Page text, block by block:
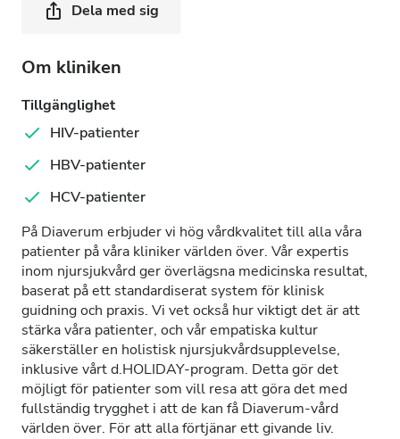
Dela med sig
Om kliniken
Tillgänglighet
HIV-patienter
HBV-patienter
HCV-patienter
På Diaverum erbjuder vi hög vårdkvalitet till alla våra
patienter på våra kliniker världen över. Vår expertis
inom njursjukvård ger överlägsna medicinska resultat,
baserat på ett standardiserat system för klinisk
guidning och praxis. Vi vet också hur viktigt det är att
stärka våra patienter, och vår empatiska kultur
säkerställer en holistisk njursjukvårdsupplevelse,
inklusive vårt d.HOLIDAY-program. Detta gör det
möjligt för patienter som vill resa att göra det med
fullständig trygghet i att de kan få Diaverum-vård
världen över. För att alla förtjänar ett givande liv.